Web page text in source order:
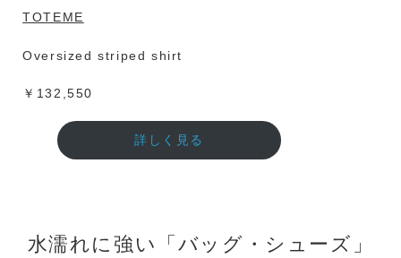
TOTEME
Oversized striped shirt
￥132,550
詳しく見る
水濡れに強い「バッグ・シューズ」